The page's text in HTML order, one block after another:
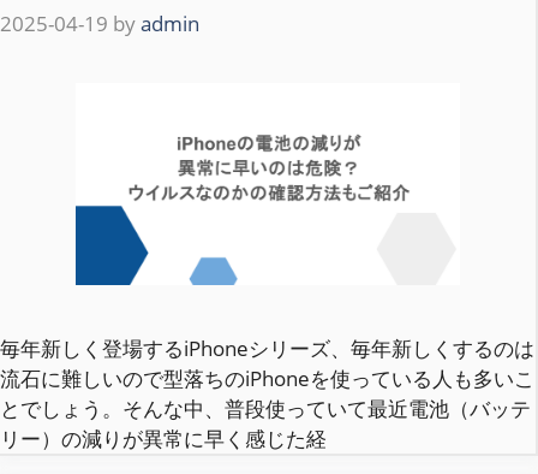
2025-04-19 byadmin
毎年新しく登場するiPhoneシリーズ、毎年新しくするのは
流石に難しいので型落ちのiPhoneを使っている人も多いこ
とでしょう。そんな中、普段使っていて最近電池（バッテ
リー）の減りが異常に早く感じた経